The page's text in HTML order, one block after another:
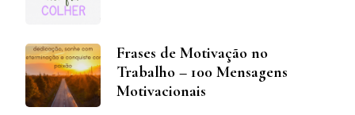
Frases de Motivação no
Trabalho – 100 Mensagens
Motivacionais